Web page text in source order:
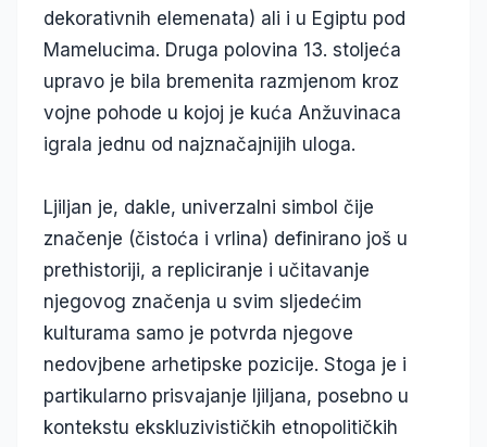
dekorativnih elemenata) ali i u Egiptu pod
Mamelucima. Druga polovina 13. stoljeća
upravo je bila bremenita razmjenom kroz
vojne pohode u kojoj je kuća Anžuvinaca
igrala jednu od najznačajnijih uloga.
Ljiljan je, dakle, univerzalni simbol čije
značenje (čistoća i vrlina) definirano još u
prethistoriji, a repliciranje i učitavanje
njegovog značenja u svim sljedećim
kulturama samo je potvrda njegove
nedovjbene arhetipske pozicije. Stoga je i
partikularno prisvajanje ljiljana, posebno u
kontekstu ekskluzivističkih etnopolitičkih